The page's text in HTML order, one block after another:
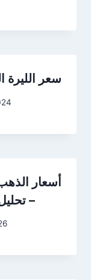
سعر الليرة
–